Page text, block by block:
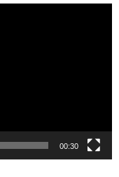
00:30